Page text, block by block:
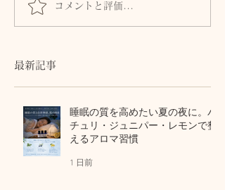
髪とまつ毛のために、自
律神経と首・頭皮をいた
コメントと評価...
最新記事
睡眠の質を高めたい夏の夜に。パ
チュリ・ジュニパー・レモンで整
えるアロマ習慣
1 日前